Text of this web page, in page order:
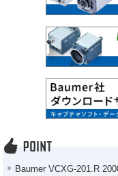
Baumer VCXG-201.R